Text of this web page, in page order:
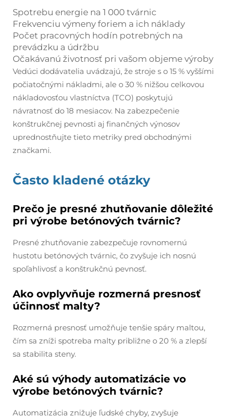
Spotrebu energie na 1 000 tvárnic
Frekvenciu výmeny foriem a ich náklady
Počet pracovných hodín potrebných na
prevádzku a údržbu
Očakávanú životnosť pri vašom objeme výroby
Vedúci dodávatelia uvádzajú, že stroje s o 15 % vyššími
počiatočnými nákladmi, ale o 30 % nižšou celkovou
nákladovosťou vlastníctva (TCO) poskytujú
návratnosť do 18 mesiacov. Na zabezpečenie
konštrukčnej pevnosti aj finančných výnosov
uprednostňujte tieto metriky pred obchodnými
značkami.
Často kladené otázky
Prečo je presné zhutňovanie dôležité
pri výrobe betónových tvárnic?
Presné zhutňovanie zabezpečuje rovnomernú
hustotu betónových tvárnic, čo zvyšuje ich nosnú
spoľahlivosť a konštrukčnú pevnosť.
Ako ovplyvňuje rozmerná presnosť
účinnosť malty?
Rozmerná presnosť umožňuje tenšie spáry maltou,
čím sa zníži spotreba malty približne o 20 % a zlepší
sa stabilita steny.
Aké sú výhody automatizácie vo
výrobe betónových tvárnic?
Automatizácia znižuje ľudské chyby, zvyšuje